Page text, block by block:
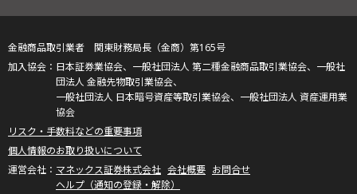
金融商品取引業者 関東財務局長（金商）第165号
日本証券業協会、一般社団法人 第二種金融商品取引業協会、一般社
団法人 金融先物取引業協会、
一般社団法人 日本暗号資産等取引業協会、一般社団法人 資産運用業
協会
リスク・手数料などの重要事項
個人情報のお取り扱いについて
マネックス証券株式会社 会社概要 お問合せ
ヘルプ（通知の登録・解除）